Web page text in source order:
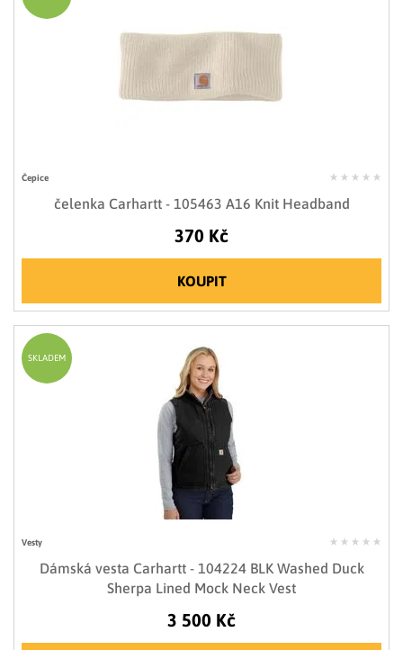
Čepice
čelenka Carhartt - 105463 A16 Knit Headband
370 Kč
KOUPIT
Vesty
Dámská vesta Carhartt - 104224 BLK Washed Duck
Sherpa Lined Mock Neck Vest
3 500 Kč
SKLADEM